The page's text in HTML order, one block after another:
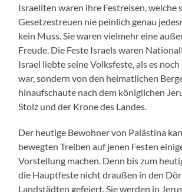
Israeliten waren ihre Festreisen, welche
Gesetzestreuen nie peinlich genau
kein Muss. Sie waren vielmehr eine
Freude. Die Feste Israels waren
Israel liebte seine Volksfeste, als es
war, sondern von den heimatlichen
hinaufschaute nach dem königlichen
Stolz und der Krone des Landes.
Der heutige Bewohner von Palästina
bewegten Treiben auf jenen Festen
Vorstellung machen. Denn bis zum
die Hauptfeste nicht draußen in den
Landstädten gefeiert. Sie werden in